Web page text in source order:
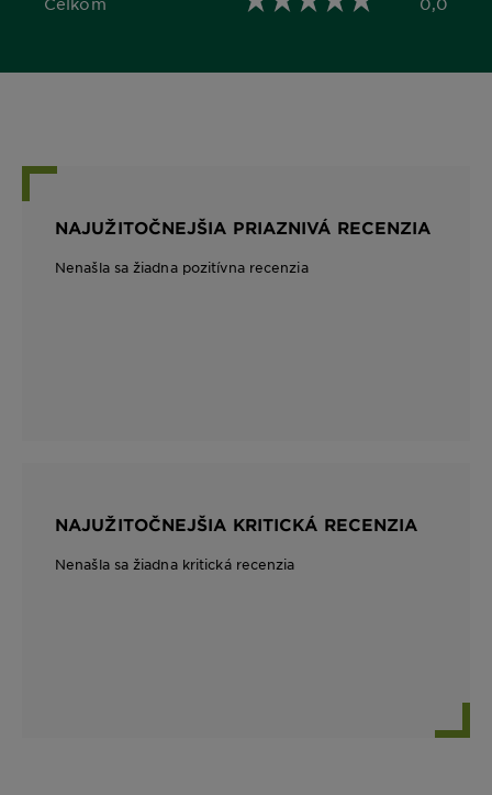
0,0 out of 5 stars
NAJUŽITOČNEJŠIA PRIAZNIVÁ RECENZIA
Nenašla sa žiadna pozitívna recenzia
NAJUŽITOČNEJŠIA KRITICKÁ RECENZIA
Nenašla sa žiadna kritická recenzia